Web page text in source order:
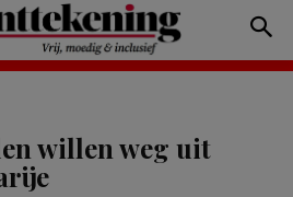
willen weg uit